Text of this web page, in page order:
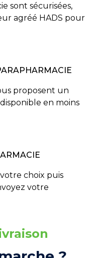
sont sécurisées,
agréé HADS pour
proposent un
en moins
choix puis
votre